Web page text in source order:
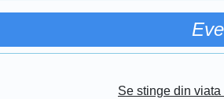
Se stinge din